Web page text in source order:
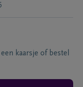
kaarsje of bestel